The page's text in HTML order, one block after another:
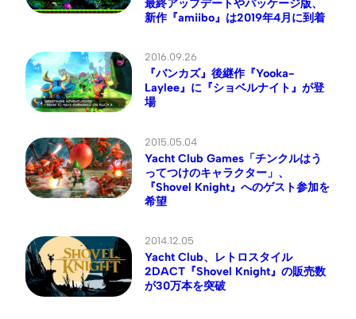
最終アップデートやパッケージ版、
新作『amiibo』は2019年4月に到着
2016.09.26
『バンカズ』後継作『Yooka-
Laylee』に『ショベルナイト』が登
場
2015.05.04
Yacht Club Games「チンクルはう
ってつけのキャラクター」、
『Shovel Knight』へのゲスト参加を
希望
2014.12.05
Yacht Club、レトロスタイル
2DACT『Shovel Knight』の販売数
が30万本を突破